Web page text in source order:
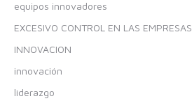
equipos innovadores
EXCESIVO CONTROL EN LAS EMPRESAS
INNOVACION
innovación
liderazgo